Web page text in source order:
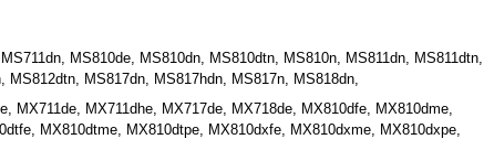
MS810de, MS810dn, MS810dtn, MS810n, MS811dn, MS811dtn,
MS812dtn, MS817dn, MS817hdn, MS817n, MS818dn,
MX711de, MX711dhe, MX717de, MX718de, MX810dfe, MX810dme,
MX810dtme, MX810dtpe, MX810dxfe, MX810dxme, MX810dxpe,